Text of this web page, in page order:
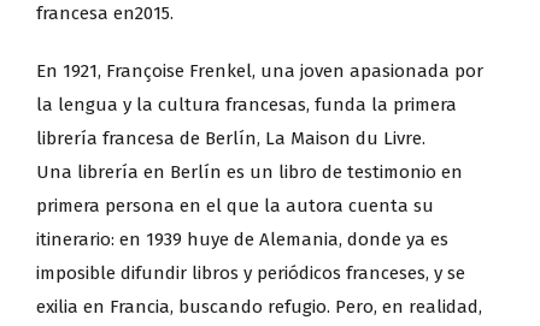
francesa en2015.
En 1921, Françoise Frenkel, una joven apasionada por
la lengua y la cultura francesas, funda la primera
librería francesa de Berlín, La Maison du Livre.
Una librería en Berlín es un libro de testimonio en
primera persona en el que la autora cuenta su
itinerario: en 1939 huye de Alemania, donde ya es
imposible difundir libros y periódicos franceses, y se
exilia en Francia, buscando refugio. Pero, en realidad,